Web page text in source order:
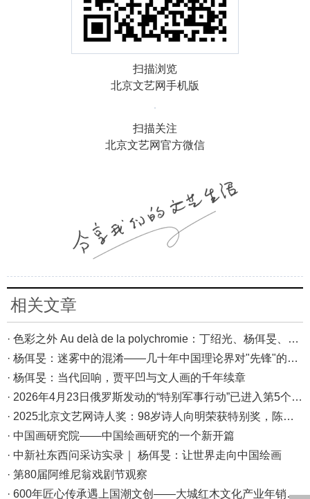
扫描浏览
北京文艺网手机版
扫描关注
北京文艺网官方微信
相关文章
· 色彩之外 Au delà de la polychromie：丁绍光、杨佴旻、Alain Cardenas·Castro巴黎展
· 杨佴旻：迷雾中的混淆——几十年中国理论界对"先锋"的误读，对创作的误导
· 杨佴旻：当代回响，贾平凹与文人画的千年续章
· 2026年4月23日俄罗斯发动的“特别军事行动”已进入第5个年头，俄乌局势最新综述
· 2025北京文艺网诗人奖：98岁诗人向明荣获特别奖，陈东东荣获诗人奖，茱萸荣获年度诗人奖！
· 中国画研究院——中国绘画研究的一个新开篇
· 中新社东西问采访实录｜ 杨佴旻：让世界走向中国绘画
· 第80届阿维尼翁戏剧节观察
· 600年匠心传承遇上国潮文创——大城红木文化产业年销80亿的“火”与“活”